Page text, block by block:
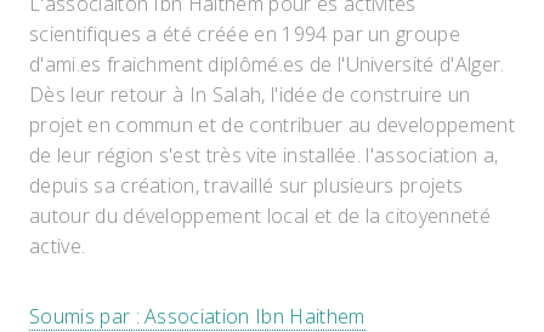
scientifiques a été créée en 1994 par un groupe
d'ami.es fraichment diplômé.es de l'Université d'Alger.
Dès leur retour à In Salah, l'idée de construire un
projet en commun et de contribuer au developpement
de leur région s'est très vite installée. l'association a,
depuis sa création, travaillé sur plusieurs projets
autour du développement local et de la citoyenneté
active.
Soumis par : Association Ibn Haithem